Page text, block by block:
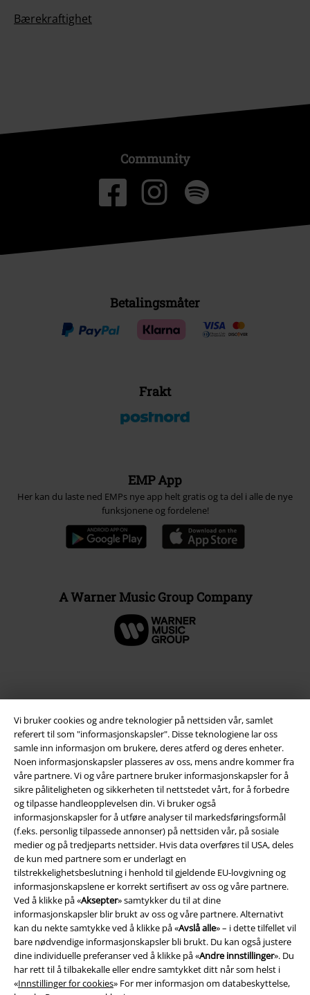
Vi bruker cookies og andre teknologier på nettsiden vår, samlet
referert til som "informasjonskapsler". Disse teknologiene lar oss
samle inn informasjon om brukere, deres atferd og deres enheter.
Noen informasjonskapsler plasseres av oss, mens andre kommer fra
våre partnere. Vi og våre partnere bruker informasjonskapsler for å
sikre påliteligheten og sikkerheten til nettstedet vårt, for å forbedre
og tilpasse handleopplevelsen din. Vi bruker også
informasjonskapsler for å utføre analyser til markedsføringsformål
(f.eks. personlig tilpassede annonser) på nettsiden vår, på sosiale
medier og på tredjeparts nettsider. Hvis data overføres til USA, deles
de kun med partnere som er underlagt en
tilstrekkelighetsbeslutning i henhold til gjeldende EU-lovgivning og
informasjonskapslene er korrekt sertifisert av oss og våre partnere.
Ved å klikke på «Aksepter» samtykker du til at dine
informasjonskapsler blir brukt av oss og våre partnere. Alternativt
kan du nekte samtykke ved å klikke på «Avslå alle» – i dette tilfellet vil
bare nødvendige informasjonskapsler bli brukt. Du kan også justere
dine individuelle preferanser ved å klikke på «Andre innstillinger». Du
har rett til å tilbakekalle eller endre samtykket ditt når som helst i
«Innstillinger for cookies» For mer informasjon om databeskyttelse,
Bærekraftighet
Community
Betalingsmåter
Frakt
EMP App
Her kan du laste ned EMPs nye app helt gratis og ta del i alle de nye
funksjonene og fordelene!
A Warner Music Group Company
Juridisk informasjon/Vilkår
Vilkår
Impressum
Konfidensialitetserklæring
Avfallshåndtering og miljøbeskyttelse
Samsvarserklæring
Innstillinger for cookies